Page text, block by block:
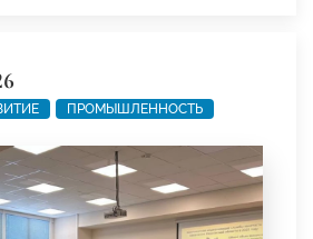
ПРОМЫШЛЕННОСТЬ